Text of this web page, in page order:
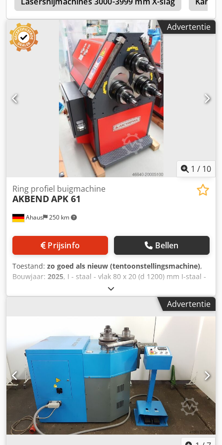
Advertentie
1 / 10
Ahaus 250 km
Ring profiel buigmachine
AKBENDAPK 61
Prijsinfo Bellen
Toestand: zo goed als nieuw (tentoonstellingsmachine),
Bouwjaar: 2025, I - staal - vlak 80 x 20 (d 1200) mm I-staal -
op de kant 80 x 25 (d 2100) mm Hoekstaal 50 x 50 x 6 (d
1000) mm Massief materiaal - diameter 40,0 (d 800) mm
Vierkant materiaal 60x60x3 (d 4000) mm Rechthoek
80x30x3 (d 6000) mm Walsbreedte 177x60 (18x5 groef) mm
Max. ruwe diameter 70 x 2,0 (d 1600) mm Opname 60,0
mm Toerental 6,4 m/min. Olie-inhoud 80,0 liter Totaal
benodigd vermogen 4,75 kW Gewicht 1080 kg Afmetingen
L-B-H 940 x 1260 x 1390 mm Showroommachine uit 2025
Met slechts ca. 2 bedrijfsuren Staat als NIEUW Speciale
prijs op aanvraag Uitrusting: Csdpfexcuipsx Alajha -
elektro-hydraulische ring-/profielbuigmachine -
hydraulische onder-/zijwalsverstelling * voor extra kleine
buigradii - afzonderlijk instelbare onder-/zijwals - 3
aangedreven walsen - gesegmenteerde walsringen -
digitale positieweergave van de onder-/zijwalsen *
Advertentie